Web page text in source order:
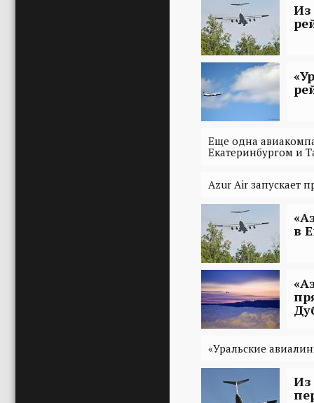
Из
Еще одна
Екатеринбургом и
Azur Air запускает
в
«Уральские
Из